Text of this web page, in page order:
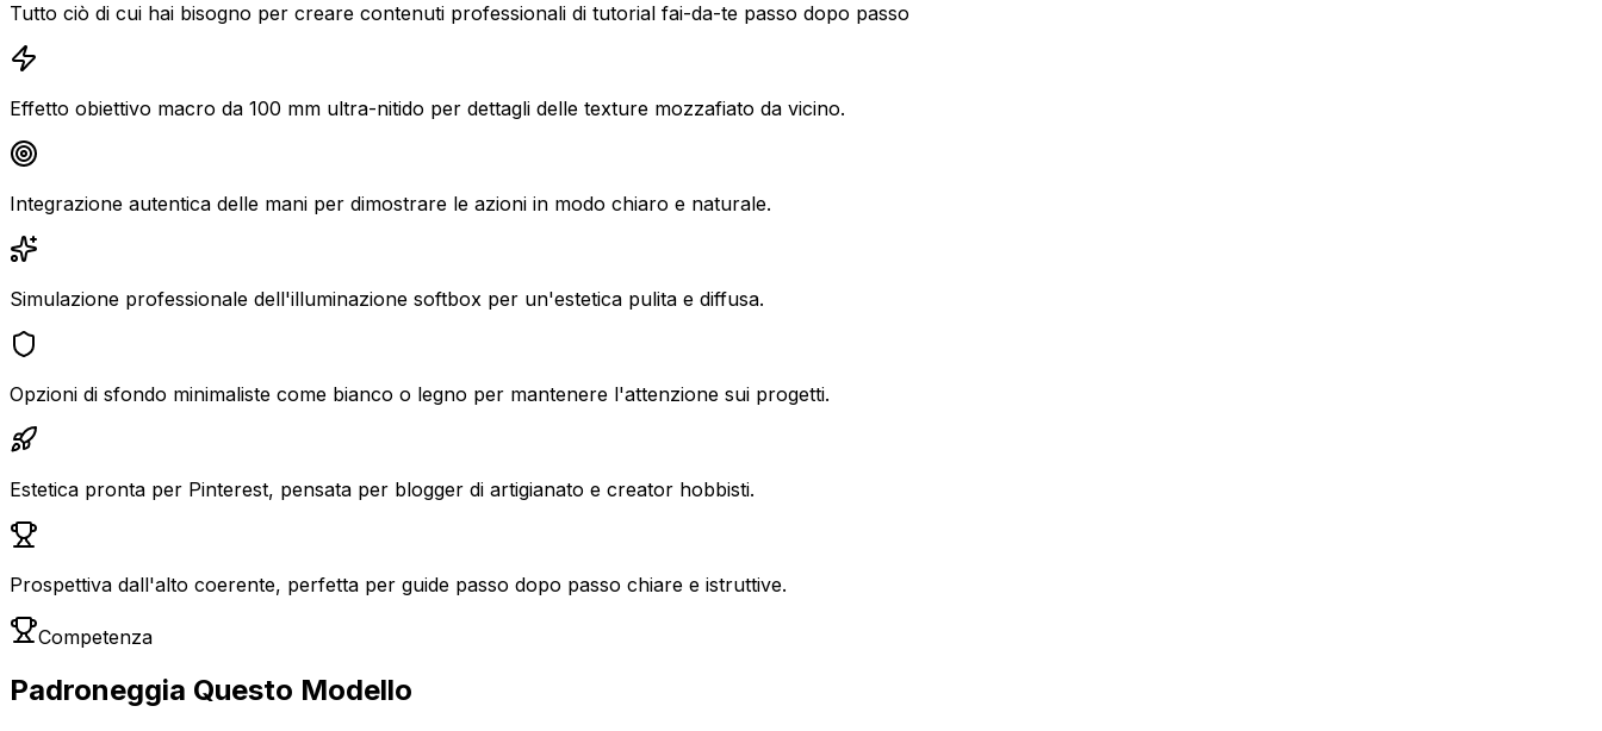
Tutto ciò di cui hai bisogno per creare contenuti professionali di tutorial fai-da-te passo dopo passo
Effetto obiettivo macro da 100 mm ultra-nitido per dettagli delle texture mozzafiato da vicino.
Integrazione autentica delle mani per dimostrare le azioni in modo chiaro e naturale.
Simulazione professionale dell'illuminazione softbox per un'estetica pulita e diffusa.
Opzioni di sfondo minimaliste come bianco o legno per mantenere l'attenzione sui progetti.
Estetica pronta per Pinterest, pensata per blogger di artigianato e creator hobbisti.
Prospettiva dall'alto coerente, perfetta per guide passo dopo passo chiare e istruttive.
Competenza
Padroneggia Questo Modello